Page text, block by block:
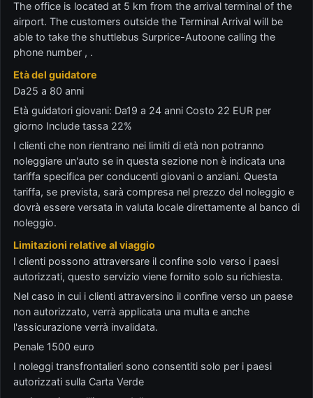
The office is located at 5 km from the arrival terminal of the
airport. The customers outside the Terminal Arrival will be
able to take the shuttlebus Surprice-Autoone calling the
phone number , .
Età del guidatore
Da25 a 80 anni
Età guidatori giovani: Da19 a 24 anni Costo 22 EUR per
giorno Include tassa 22%
I clienti che non rientrano nei limiti di età non potranno
noleggiare un'auto se in questa sezione non è indicata una
tariffa specifica per conducenti giovani o anziani. Questa
tariffa, se prevista, sarà compresa nel prezzo del noleggio e
dovrà essere versata in valuta locale direttamente al banco di
noleggio.
Limitazioni relative al viaggio
I clienti possono attraversare il confine solo verso i paesi
autorizzati, questo servizio viene fornito solo su richiesta.
Nel caso in cui i clienti attraversino il confine verso un paese
non autorizzato, verrà applicata una multa e anche
l'assicurazione verrà invalidata.
Penale 1500 euro
I noleggi transfrontalieri sono consentiti solo per i paesi
autorizzati sulla Carta Verde